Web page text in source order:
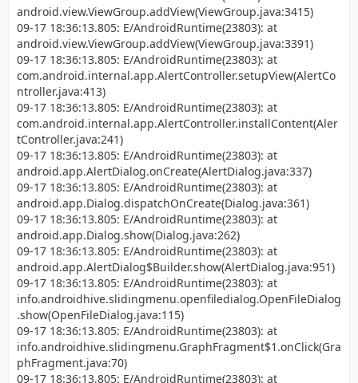
android.view.ViewGroup.addView(ViewGroup.java:3415)
09-17 18:36:13.805: E/AndroidRuntime(23803): at
android.view.ViewGroup.addView(ViewGroup.java:3391)
09-17 18:36:13.805: E/AndroidRuntime(23803): at
com.android.internal.app.AlertController.setupView(AlertCo
ntroller.java:413)
09-17 18:36:13.805: E/AndroidRuntime(23803): at
com.android.internal.app.AlertController.installContent(Aler
tController.java:241)
09-17 18:36:13.805: E/AndroidRuntime(23803): at
android.app.AlertDialog.onCreate(AlertDialog.java:337)
09-17 18:36:13.805: E/AndroidRuntime(23803): at
android.app.Dialog.dispatchOnCreate(Dialog.java:361)
09-17 18:36:13.805: E/AndroidRuntime(23803): at
android.app.Dialog.show(Dialog.java:262)
09-17 18:36:13.805: E/AndroidRuntime(23803): at
android.app.AlertDialog$Builder.show(AlertDialog.java:951)
09-17 18:36:13.805: E/AndroidRuntime(23803): at
info.androidhive.slidingmenu.openfiledialog.OpenFileDialog
.show(OpenFileDialog.java:115)
09-17 18:36:13.805: E/AndroidRuntime(23803): at
info.androidhive.slidingmenu.GraphFragment$1.onClick(Gra
phFragment.java:70)
09-17 18:36:13.805: E/AndroidRuntime(23803): at